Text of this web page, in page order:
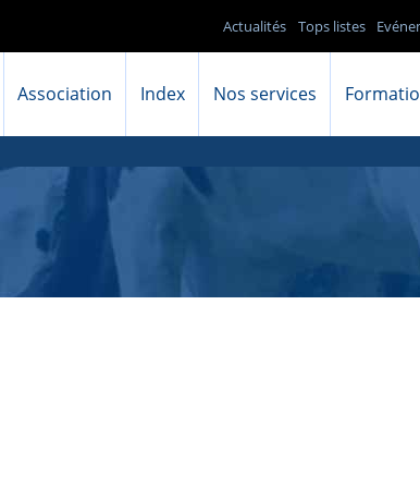
Tops listes
Actualités
Association Index Nos services